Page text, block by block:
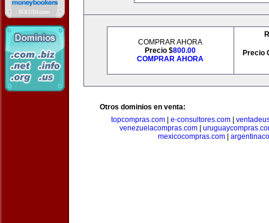
COMPRAR AHORA
Precio $800.00
COMPRAR AHORA
Precio
Otros dominios en venta:
topcompras.com
e-consultores.com
venezuelacompras.com|
mexicocompras.com